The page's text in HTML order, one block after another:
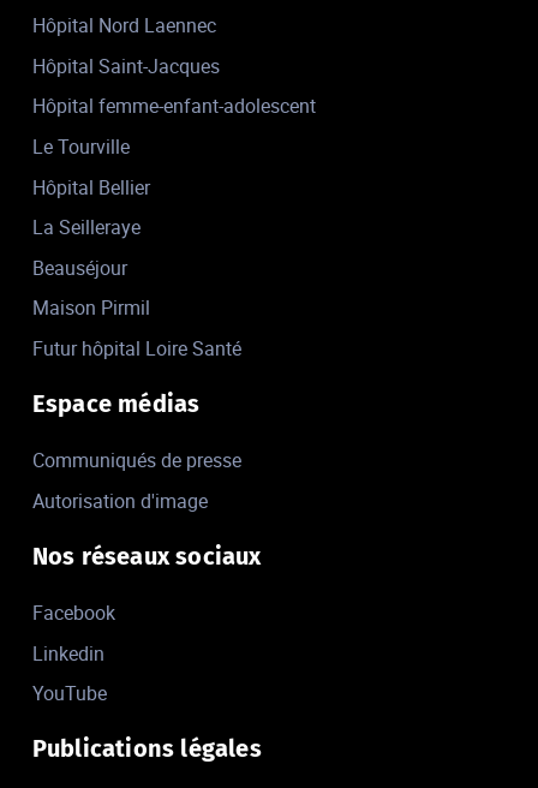
Hôpital Nord Laennec
Hôpital Saint-Jacques
Hôpital femme-enfant-adolescent
Le Tourville
Hôpital Bellier
La Seilleraye
Beauséjour
Maison Pirmil
Futur hôpital Loire Santé
Espace médias
Communiqués de presse
Autorisation d'image
Nos réseaux sociaux
Facebook
Linkedin
YouTube
Publications légales